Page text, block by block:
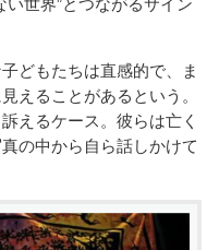
い世界”とつながるサイン
どもたちは直感的で、ま
えることがあるという。
えるケース。彼らは亡く
の中から自ら話しかけて